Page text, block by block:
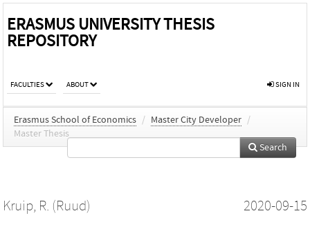
ERASMUS UNIVERSITY THESIS
REPOSITORY
FACULTIES ABOUT SIGN IN
Erasmus School of Economics / Master City Developer /
Master Thesis
Search
Kruip, R. (Ruud) 2020-09-15